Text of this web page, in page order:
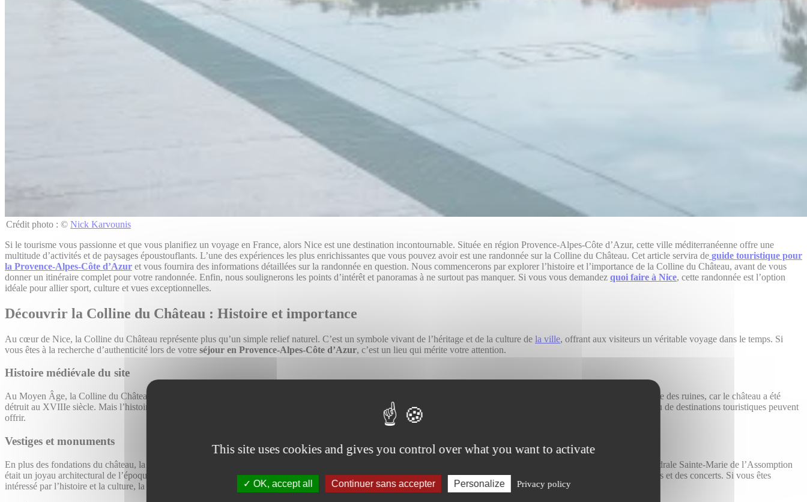
This site uses cookies and gives you control over what you want to activate
OK, accept all Continuer sans accepter Personalize Privacy policy
Crédit photo : © Nick Karvounis
Si le tourisme vous passionne et que vous planifiez un voyage en France, alors Nice est une destination incontournable. Située en région Provence-Alpes-Côte d’Azur, cette ville méditerranéenne offre une
multitude d’activités et de paysages époustouflants. L’une des expériences les plus enrichissantes que vous pouvez avoir est une randonnée sur la Colline du Château. Cet article servira de guide touristique pour
la Provence-Alpes-Côte d’Azur et vous fournira des informations détaillées sur la randonnée en question. Nous commencerons par explorer l’histoire et l’importance de la Colline du Château, avant de vous
donner un itinéraire complet pour votre randonnée. Enfin, nous soulignerons les points d’intérêt et panoramas à ne surtout pas manquer. Si vous vous demandez quoi faire à Nice, cette randonnée est l’option
idéale pour allier sport, culture et vues exceptionnelles.
Découvrir la Colline du Château : Histoire et importance
Au cœur de Nice, la Colline du Château représente plus qu’un simple relief naturel. C’est un symbole vivant de l’héritage et de la culture de la ville, offrant aux visiteurs un véritable voyage dans le temps. Si
vous êtes à la recherche d’authenticité lors de votre séjour en Provence-Alpes-Côte d’Azur, c’est un lieu qui mérite votre attention.
Histoire médiévale du site
Au Moyen Âge, la Colline du Château était le lieu où se dressait un château fortifié, qui servait à protéger Nice des envahisseurs. Malheureusement, il ne reste aujourd’hui que des ruines, car le château a été
détruit au XVIIIe siècle. Mais l’histoire demeure palpable. À chaque pas que vous faites sur les sentiers en pierre, vous marchez sur des siècles d’histoire, un privilège que peu de destinations touristiques peuvent
offrir.
Vestiges et monuments
En plus des fondations du château, la colline abrite également des vestiges archéologiques qui attirent des chercheurs et des historiens du monde entier. Par exemple, la Cathédrale Sainte-Marie de l’Assomption
était un joyau architectural de l’époque médiévale. Le site sert également de toile de fond à de nombreux événements culturels tout au long de l’année, notamment des festivals et des concerts. Si vous êtes
intéressé par l’histoire et la culture, la Colline du Château est un incontournable de votrevoyage à Nice.